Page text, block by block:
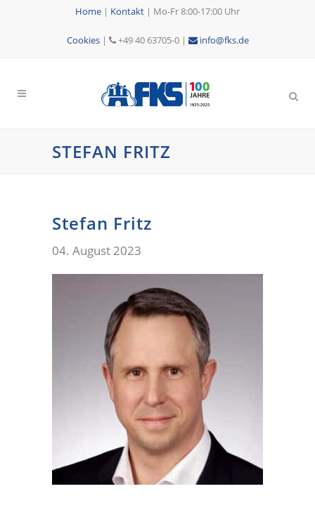
Home | Kontakt | Mo-Fr 8:00-17:00 Uhr
Cookies| +49 40 63705-0 | info@fks.de
STEFAN FRITZ
Stefan Fritz
04. August 2023